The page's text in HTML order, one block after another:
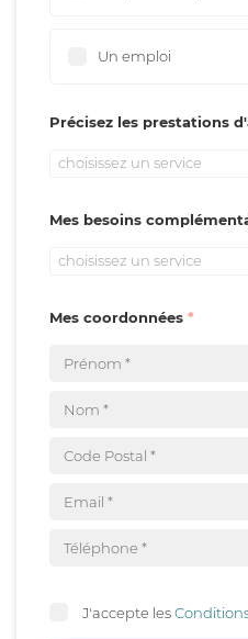
Un emploi
Précisez les prestations
choisissez un service
Mes besoins
choisissez un service
Mes coordonnées
J'accepte les